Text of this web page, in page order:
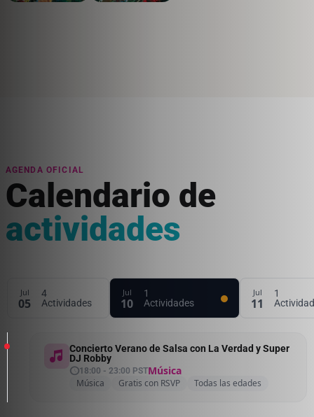
AGENDA OFICIAL
Calendario de
actividades
Jul
05
4
Actividades
Jul
10
1
Actividades
Jul
11
1
music_note_2
Concierto Verano de Salsa con La Verdad y Super
DJ Robby
schedule18:00 - 23:00 PSTMúsica
Música Gratis con RSVP Todas las edades